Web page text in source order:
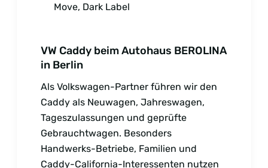
Move, Dark Label
VW Caddy beim Autohaus BEROLINA
in Berlin
Als Volkswagen-Partner führen wir den
Caddy als Neuwagen, Jahreswagen,
Tageszulassungen und geprüfte
Gebrauchtwagen. Besonders
Handwerks-Betriebe, Familien und
Caddy-California-Interessenten nutzen